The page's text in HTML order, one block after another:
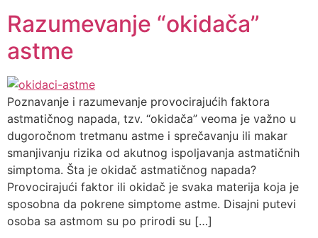
Razumevanje “okidača”
astme
Poznavanje i razumevanje provocirajućih faktora
astmatičnog napada, tzv. “okidača” veoma je važno u
dugoročnom tretmanu astme i sprečavanju ili makar
smanjivanju rizika od akutnog ispoljavanja astmatičnih
simptoma. Šta je okidač astmatičnog napada?
Provocirajući faktor ili okidač je svaka materija koja je
sposobna da pokrene simptome astme. Disajni putevi
osoba sa astmom su po prirodi su […]